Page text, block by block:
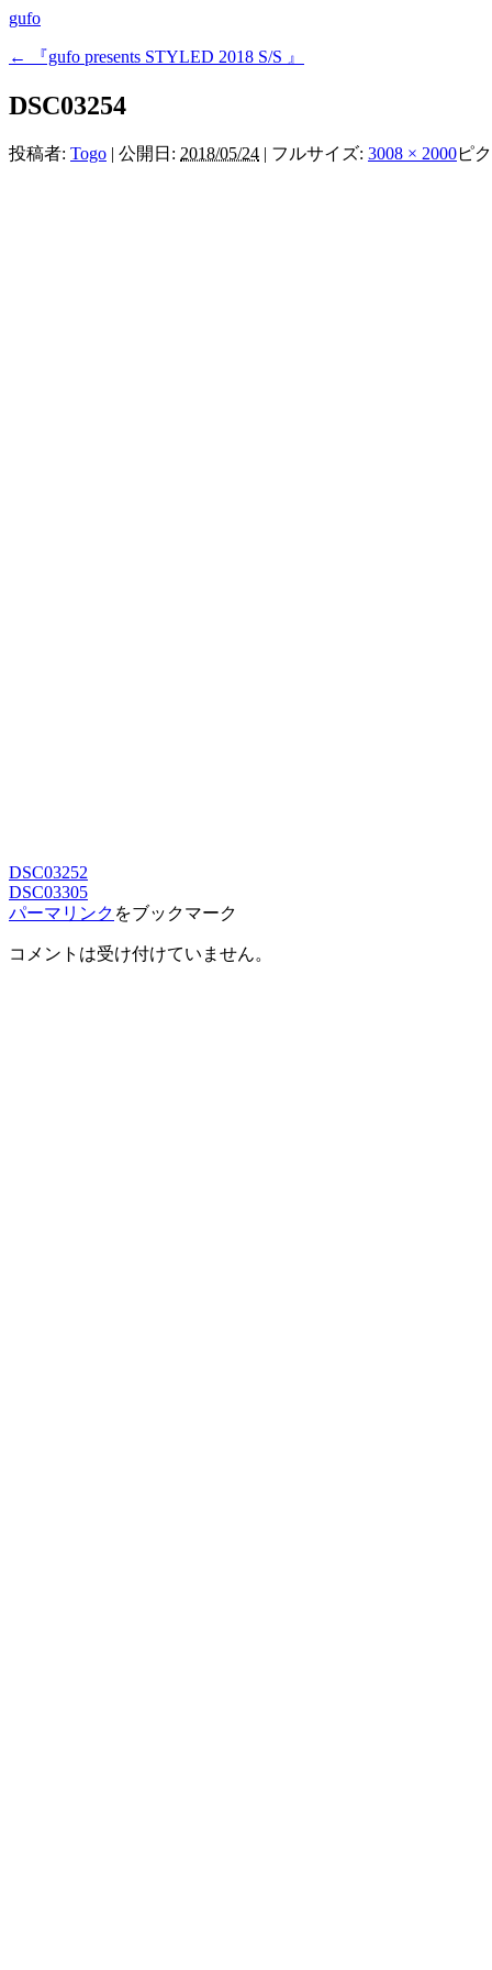
gufo
← 『gufo presents STYLED 2018 S/S 』
DSC03254
投稿者: Togo | 公開日: 2018/05/24 | フルサイズ: 3008 × 2000ピ
DSC03252
DSC03305
パーマリンク をブックマーク
コメントは受け付けていません。